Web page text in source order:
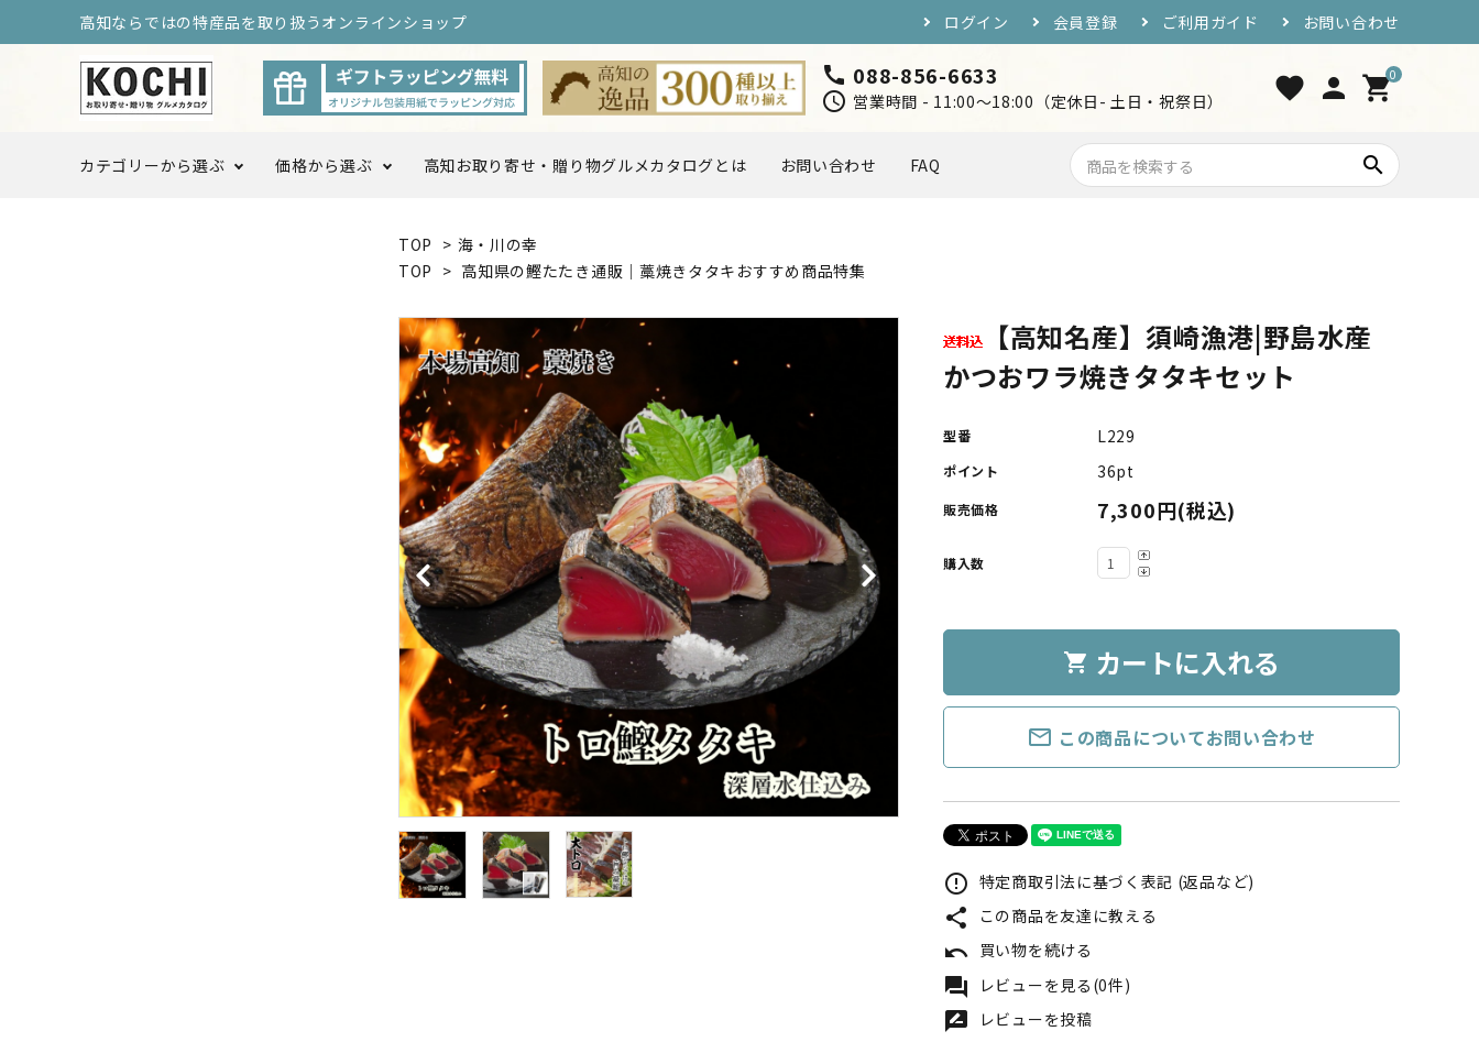
高知ならではの特産品を取り扱うオンラインショップ ログイン 会員登録 ご利用ガイド お問い合わせ
call 088-856-6633
schedule 営業時間 - 11:00～18:00（定休日- 土日・祝祭日） favorite person 0
shopping_cart
カテゴリーから選ぶ
海・川の幸 お肉・卵
スイーツ 工芸品・グッズ
高知お取り寄せ・贈り物グルメカタ
ログ限定ギフト
価格から選ぶ
4,000円〜5,000円
高知お取り寄せ・贈り物グルメカタログとは お問い合わせ FAQ search
TOP > 海・川の幸
TOP > 高知県の鰹たたき通販｜藁焼きタタキおすすめ商品特集
【高知名産】須崎漁港|野島水産
かつおワラ焼きタタキセット
型番 L229
ポイント 36pt
販売価格 7,300円(税込)
購入数
shopping_cart カートに入れる
mail_outline この商品についてお問い合わせ
error_outline 特定商取引法に基づく表記 (返品など)
share この商品を友達に教える
undo 買い物を続ける
forum レビューを見る(0件)
rate_review レビューを投稿